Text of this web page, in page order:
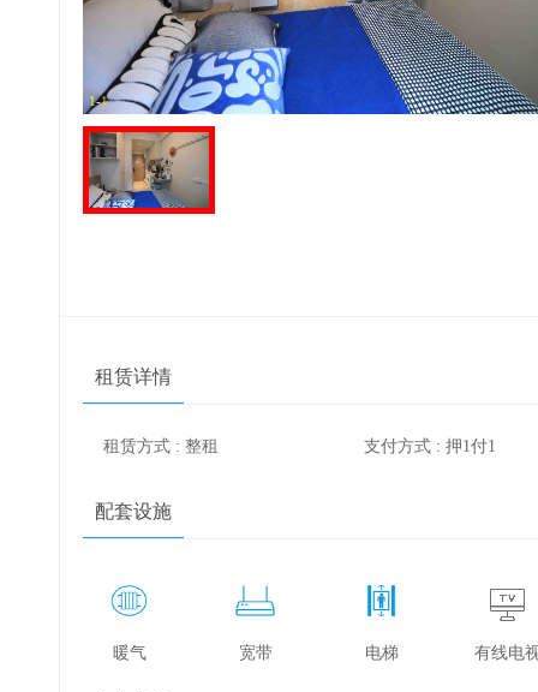
1-1
租赁详情
租赁方式 : 整租 支付方式 : 押1付1
配套设施
暖气 宽带 电梯 有线电